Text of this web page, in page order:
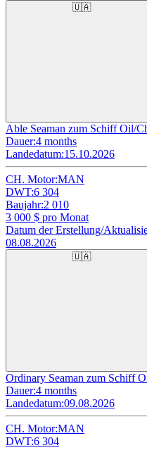
🇺🇦
Able Seaman zum Schiff Oil/
Dauer:4 months
Landedatum:15.10.2026
CH. Motor:MAN
DWT:6 304
Baujahr:2 010
3 000 $ pro Monat
Datum der Erstellung/
08.08.2026
🇺🇦
Ordinary Seaman zum Schiff
Dauer:4 months
Landedatum:09.08.2026
CH. Motor:MAN
DWT:6 304